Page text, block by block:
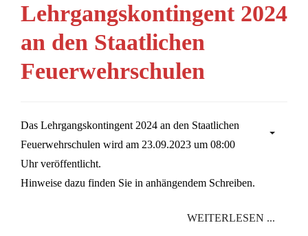
Lehrgangskontingent 2024
an den Staatlichen
Feuerwehrschulen
Das Lehrgangskontingent 2024 an den Staatlichen
Feuerwehrschulen wird am 23.09.2023 um 08:00
Uhr veröffentlicht.
Hinweise dazu finden Sie in anhängendem Schreiben.
WEITERLESEN ...